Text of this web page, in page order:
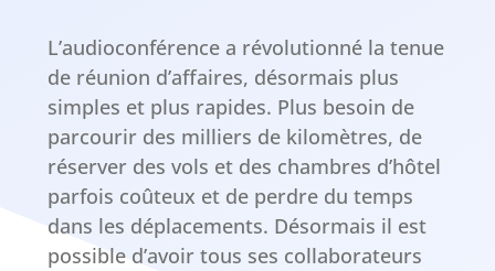
L’audioconférence a révolutionné la tenue
de réunion d’affaires, désormais plus
simples et plus rapides. Plus besoin de
parcourir des milliers de kilomètres, de
réserver des vols et des chambres d’hôtel
parfois coûteux et de perdre du temps
dans les déplacements. Désormais il est
possible d’avoir tous ses collaborateurs